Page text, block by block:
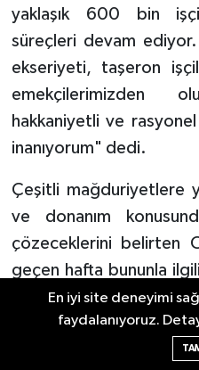
yaklaşık 600 bin
süreçleri devam
ekseriyeti, taşeron
emekçilerimizden
hakkaniyetli ve rasyonel
inanıyorum" dedi.
Çeşitli mağduriyetlere
ve donanım
çözeceklerini belirten
geçen hafta bununla
Grubu tarafından
sunulduğunu anımsattı.
Memur-Sen'in 30.
En iyi site deneyimi
faydalanıyoruz.